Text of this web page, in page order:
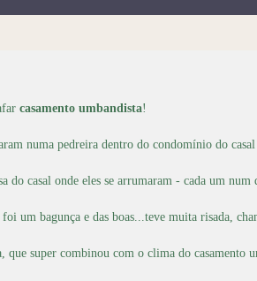
casamento umbandista!
numa pedreira dentro do condomínio do
do casal onde eles se arrumaram - cada um num
um bagunça e das boas...teve muita risada,
que super combinou com o clima do casamento